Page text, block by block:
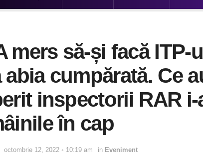
mers să-și facă ITP-
cumpărată. Ce
inspectorii RAR i-
în cap
octombrie 12, 2022 ◦ 10:19 am in Eveniment